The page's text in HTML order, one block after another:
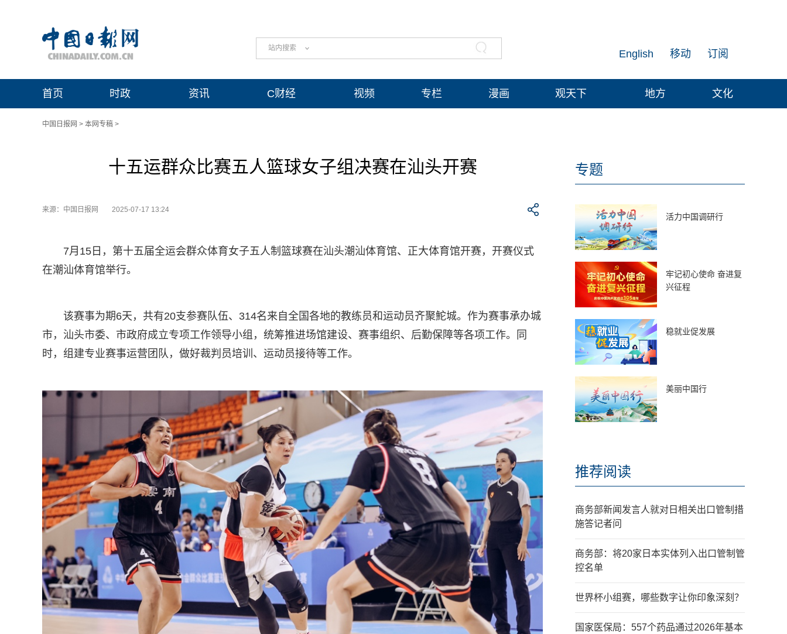
站内搜索 订阅
移动
English
首页 时政 资讯 C财经 视频 专栏 漫画 观天下 地方 文化
中国日报网 > 本网专稿 >
十五运群众比赛五人篮球女子组决赛在汕头开赛
来源：中国日报网 2025-07-17 13:24
7月15日，第十五届全运会群众体育女子五人制篮球赛在汕头潮汕体育馆、正大体育馆开赛，开赛仪式
在潮汕体育馆举行。
该赛事为期6天，共有20支参赛队伍、314名来自全国各地的教练员和运动员齐聚鮀城。作为赛事承办城
市，汕头市委、市政府成立专项工作领导小组，统筹推进场馆建设、赛事组织、后勤保障等各项工作。同
时，组建专业赛事运营团队，做好裁判员培训、运动员接待等工作。
专题
活力中国调研行
牢记初心使命 奋进复
兴征程
稳就业促发展
美丽中国行
推荐阅读
商务部新闻发言人就对日相关出口管制措
施答记者问
商务部：将20家日本实体列入出口管制管
控名单
世界杯小组赛，哪些数字让你印象深刻？
国家医保局：557个药品通过2026年基本